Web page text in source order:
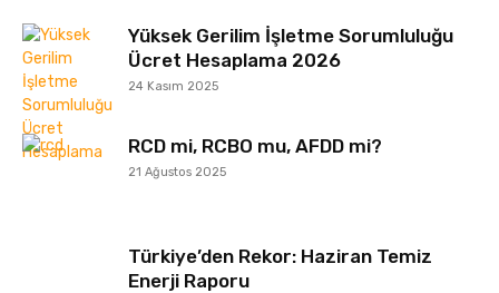
Yüksek Gerilim İşletme Sorumluluğu
Ücret Hesaplama 2026
24 Kasım 2025
RCD mi, RCBO mu, AFDD mi?
21 Ağustos 2025
Türkiye’den Rekor: Haziran Temiz
Enerji Raporu